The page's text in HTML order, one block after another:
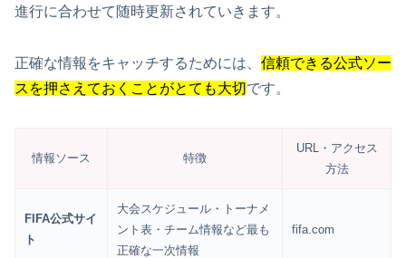
進行に合わせて随時更新されていきます。
正確な情報をキャッチするためには、 信頼できる公式ソー
スを押さえておくことがとても大切です。
情報ソース 特徴
URL・アクセス
方法
FIFA公式サイ
ト
大会スケジュール・トーナメ
ント表・チーム情報など最も
正確な一次情報
fifa.com